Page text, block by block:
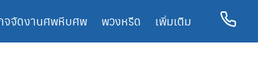
จจัดงานศพหีบศพ พวงหรีด เพิ่มเติม